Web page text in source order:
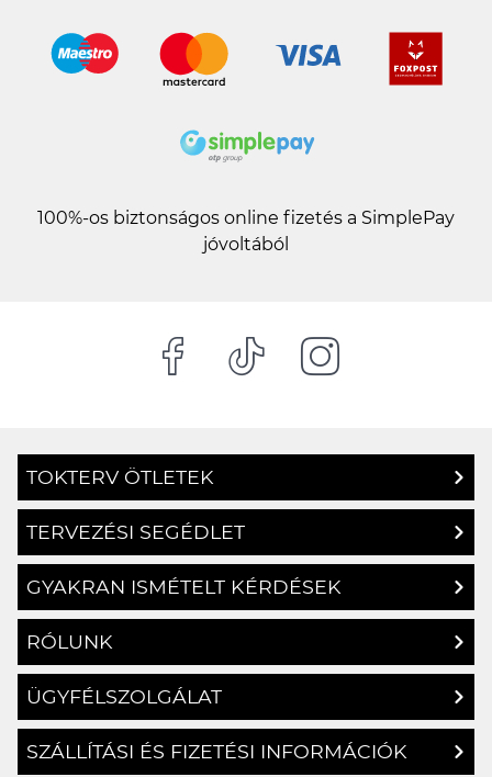
TERVEZÉSI SEGÉDLET
GYAKRAN ISMÉTELT KÉRDÉSEK
RÓLUNK
ÜGYFÉLSZOLGÁLAT
SZÁLLÍTÁSI ÉS FIZETÉSI INFORMÁCIÓK
MIÉRT VÁLASSZ MINKET?